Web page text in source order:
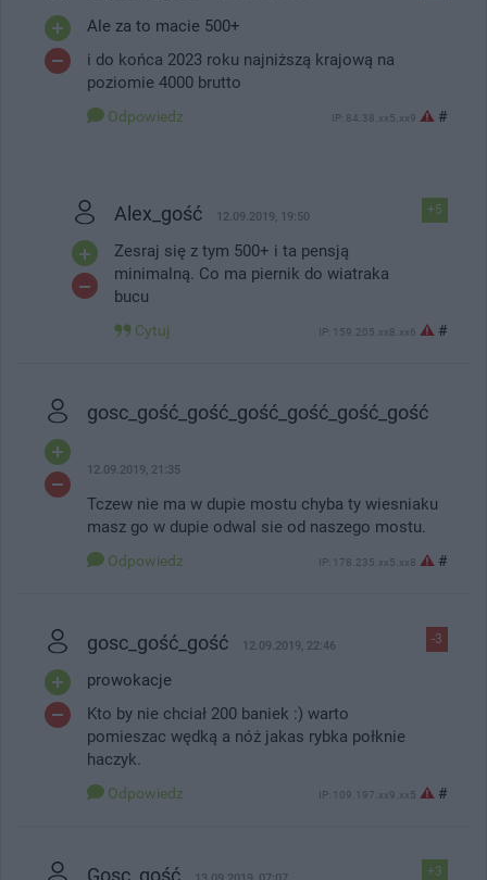
Ale za to macie 500+
i do końca 2023 roku najniższą krajową na
poziomie 4000 brutto
Odpowiedz IP: 84.38.xx5.xx9 #
+5
Alex_gość 12.09.2019, 19:50
Zesraj się z tym 500+ i ta pensją
minimalną. Co ma piernik do wiatraka
bucu
Cytuj IP: 159.205.xx8.xx6 #
gosc_gość_gość_gość_gość_gość_gość
12.09.2019, 21:35
Tczew nie ma w dupie mostu chyba ty wiesniaku
masz go w dupie odwal sie od naszego mostu.
Odpowiedz IP: 178.235.xx5.xx8 #
-3
gosc_gość_gość 12.09.2019, 22:46
prowokacje
Kto by nie chciał 200 baniek :) warto
pomieszac wędką a nóż jakas rybka połknie
haczyk.
Odpowiedz IP: 109.197.xx9.xx5 #
+3
Gosc_gość